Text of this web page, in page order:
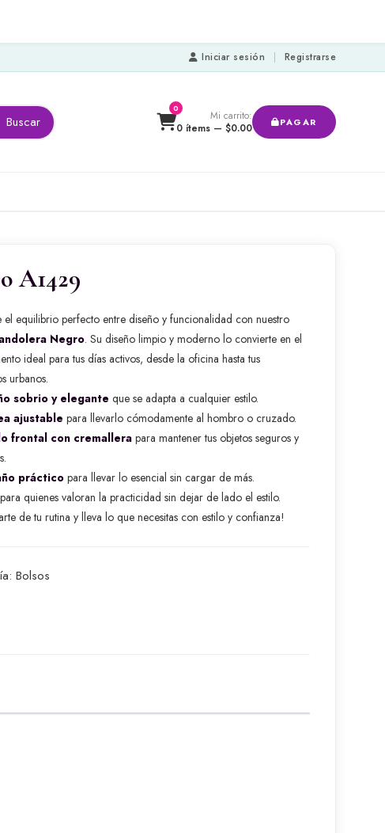
Iniciar sesión | Registrarse
Buscar
0
Mi carrito:
0 ítems — $0.00 PAGAR
A1429
el equilibrio perfecto entre diseño y funcionalidad con nuestro
Negro. Su diseño limpio y moderno lo convierte en el
ideal para tus días activos, desde la oficina hasta tus
urbanos.
sobrio y elegante que se adapta a cualquier estilo.
ajustable para llevarlo cómodamente al hombro o cruzado.
frontal con cremallera para mantener tus objetos seguros y
práctico para llevar lo esencial sin cargar de más.
quienes valoran la practicidad sin dejar de lado el estilo.
de tu rutina y lleva lo que necesitas con estilo y confianza!
Bolsos